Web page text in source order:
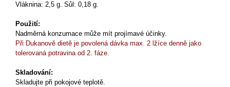
Vláknina: 2,5 g. Sůl: 0,18 g.
Použití:
Nadměrná konzumace může mít projímavé účinky.
Při Dukanově dietě je povolená dávka max. 2 lžíce denně jako
tolerovaná potravina od 2. fáze.
Skladování:
Skladujte při pokojové teplotě.